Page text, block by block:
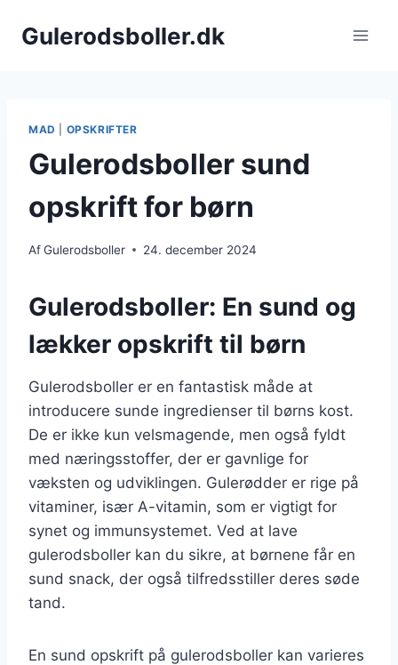
Gulerodsboller.dk
MAD OPSKRIFTER
Gulerodsboller sund
opskrift for børn
AfGulerodsboller 24. december 2024
Gulerodsboller: En sund og
lækker opskrift til børn
Gulerodsboller er en fantastisk måde at
introducere sunde ingredienser til børns kost.
De er ikke kun velsmagende, men også fyldt
med næringsstoffer, der er gavnlige for
væksten og udviklingen. Gulerødder er rige på
vitaminer, især A-vitamin, som er vigtigt for
synet og immunsystemet. Ved at lave
gulerodsboller kan du sikre, at børnene får en
sund snack, der også tilfredsstiller deres søde
tand.
En sund opskrift på gulerodsboller kan varieres